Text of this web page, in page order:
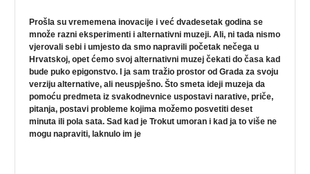
Prošla su vrememena inovacije i već dvadesetak godina se
množe razni eksperimenti i alternativni muzeji. Ali, ni tada nismo
vjerovali sebi i umjesto da smo napravili početak nečega u
Hrvatskoj, opet ćemo svoj alternativni muzej čekati do časa kad
bude puko epigonstvo. I ja sam tražio prostor od Grada za svoju
verziju alternative, ali neuspješno. Što smeta ideji muzeja da
pomoću predmeta iz svakodnevnice uspostavi narative, priče,
pitanja, postavi probleme kojima možemo posvetiti deset
minuta ili pola sata. Sad kad je Trokut umoran i kad ja to više ne
mogu napraviti, laknulo im je